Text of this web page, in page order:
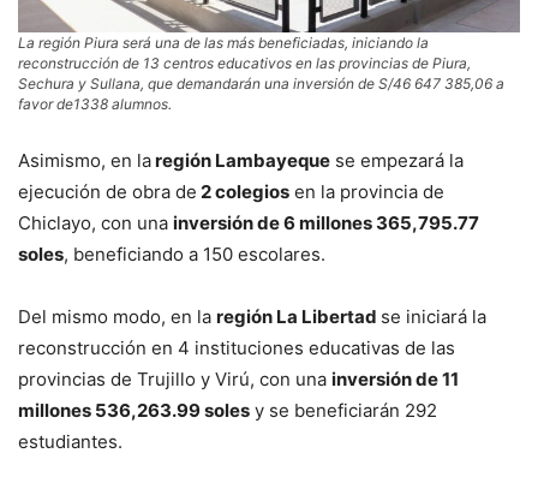
La región Piura será una de las más beneficiadas, iniciando la
reconstrucción de 13 centros educativos en las provincias de Piura,
Sechura y Sullana, que demandarán una inversión de S/46 647 385,06 a
favor de1338 alumnos.
Asimismo, en laregión Lambayeque se empezará la
ejecución de obra de 2 colegios en la provincia de
Chiclayo, con una inversión de 6 millones 365,795.77
soles, beneficiando a 150 escolares.
Del mismo modo, en la región La Libertad se iniciará la
reconstrucción en 4 instituciones educativas de las
provincias de Trujillo y Virú, con una inversión de 11
millones 536,263.99 soles y se beneficiarán 292
estudiantes.